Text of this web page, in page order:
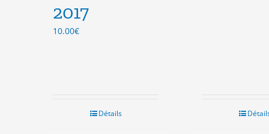
2017
10.00€
Détails